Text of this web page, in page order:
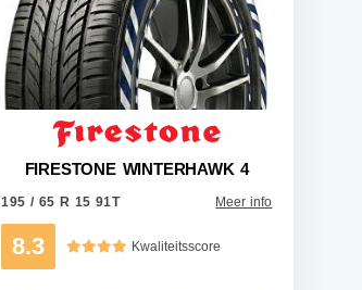
FIRESTONE WINTERHAWK 4
195 / 65 R 15 91T Meer info
8.3 Kwaliteitsscore